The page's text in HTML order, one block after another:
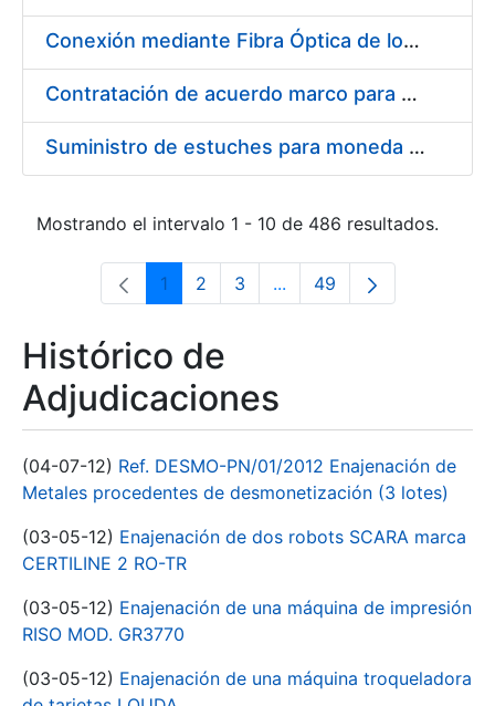
Conexión mediante Fibra Óptica de los Centros de Proceso de Datos (CPDs) de las sedes de la FNMT-RCM de Burgos y Madrid
Contratación de acuerdo marco para el Suministro de Material de Electricidad para la Fábrica Nacional de Moneda y Timbre-Real Casa de la Moneda en su centro de trabajo de Burgos
Suministro de estuches para moneda de 30 €
Mostrando el intervalo 1 - 10 de 486 resultados.
Página
1 Página
2 Página
3 ...Páginas intermedias Use
Página
49
Histórico de
Adjudicaciones
(04-07-12) Ref. DESMO-PN/01/2012 Enajenación de
Metales procedentes de desmonetización (3 lotes)
(03-05-12) Enajenación de dos robots SCARA marca
CERTILINE 2 RO-TR
(03-05-12) Enajenación de una máquina de impresión
RISO MOD. GR3770
(03-05-12) Enajenación de una máquina troqueladora